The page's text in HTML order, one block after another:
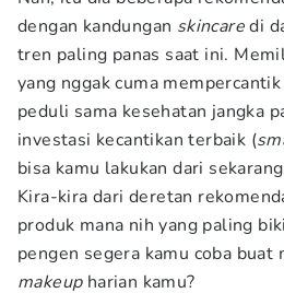
dengan kandungan skincaredi
tren paling panas saat ini.
yang nggak cuma
peduli sama kesehatan jangka
investasi kecantikan terbaik (
bisa kamu lakukan dari
Kira-kira dari deretan
produk mana nih yang paling
pengen segera kamu coba buat
makeupharian kamu?